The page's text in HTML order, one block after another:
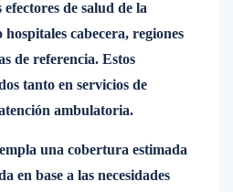
de salud de la
cabecera, regiones
de referencia. Estos
tanto en servicios de
ambulatoria.
una cobertura estimada
en base a las necesidades